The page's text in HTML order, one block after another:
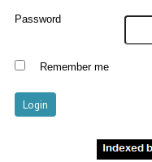
Password
Remember me